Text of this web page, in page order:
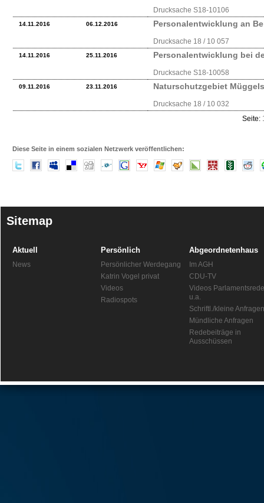
Drucksache S18-10106
14.11.2016 06.12.2016 Personalentwicklung an
Drucksache 18 / 10 057
14.11.2016 25.11.2016 Personalentwicklung bei
Drucksache S18-10058
09.11.2016 23.11.2016 Naturschutzgebiet
Drucksache 18 / 10 032
Seite:
Diese Seite in einem sozialen Netzwerk veröffentlichen:
Sitemap
Aktuell
News
Persönlich
Persönlicher Werdegang
Katrin Vogel privat
Videos
Radiospots
Abgeordnetenhaus
Im AGH
CDU-TV
Videos
u.a.
Schriftl./kleine Anfragen
Mündliche Anfragen
Redebeiträge in
Ausschüssen